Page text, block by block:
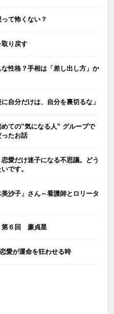
て怖くない？
取り戻す
性格？手相は「差し出し方」か
自分だけは、自分を裏切るな」
ての”気になる人” グループで
ったお話
愛だけ迷子になる不思議。どう
です。
沙子」さん～看護師とロリータ
第６回 廉貞星
愛が運命を狂わせる時